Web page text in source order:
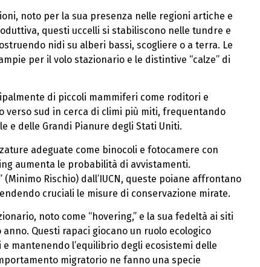
noto per la sua presenza nelle regioni artiche e
questi uccelli si stabiliscono nelle tundre e
nidi su alberi bassi, scogliere o a terra. Le
per il volo stazionario e le distintive “calze” di
di piccoli mammiferi come roditori e
verso sud in cerca di climi più miti, frequentando
e delle Grandi Pianure degli Stati Uniti.
adeguate come binocoli e fotocamere con
aumenta le probabilità di avvistamenti.
Rischio) dall’IUCN, queste poiane affrontano
cruciali le misure di conservazione mirate.
noto come “hovering,” e la sua fedeltà ai siti
Questi rapaci giocano un ruolo ecologico
mantenendo l’equilibrio degli ecosistemi delle
migratorio ne fanno una specie